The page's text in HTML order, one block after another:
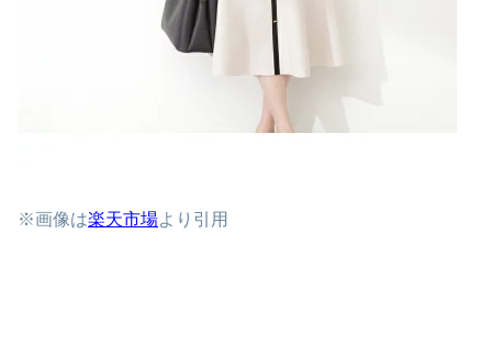
※画像は楽天市場より引用